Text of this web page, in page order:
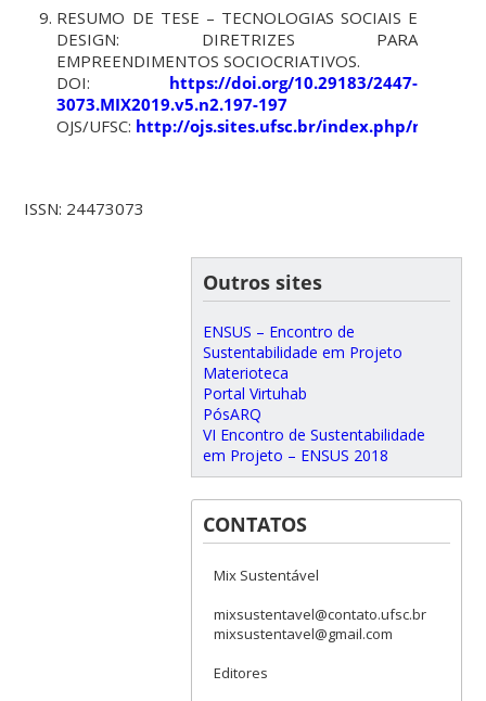
RESUMO DE TESE – TECNOLOGIAS SOCIAIS E
DESIGN: DIRETRIZES PARA
EMPREENDIMENTOS SOCIOCRIATIVOS.
DOI: https://doi.org/10.29183/2447-
3073.MIX2019.v5.n2.197-197
OJS/UFSC: http://ojs.sites.ufsc.br/index.php/
ISSN: 24473073
Outros sites
ENSUS – Encontro de
Sustentabilidade em Projeto
Materioteca
Portal Virtuhab
PósARQ
VI Encontro de Sustentabilidade
em Projeto – ENSUS 2018
CONTATOS
Mix Sustentável
mixsustentavel@contato.ufsc.br
mixsustentavel@gmail.com
Editores